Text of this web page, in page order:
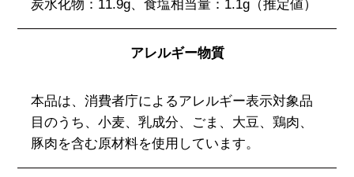
炭水化物：11.9g、食塩相当量：1.1g（推定値）
アレルギー物質
本品は、消費者庁によるアレルギー表示対象品
目のうち、小麦、乳成分、ごま、大豆、鶏肉、
豚肉を含む原材料を使用しています。